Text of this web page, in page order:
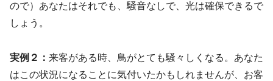
ので）あなたはそれでも、騒音なしで、光は確保できるで
しょう。
実例２： 来客がある時、鳥がとても騒々しくなる。あなた
はこの状況になることに気付いたかもしれませんが、お客